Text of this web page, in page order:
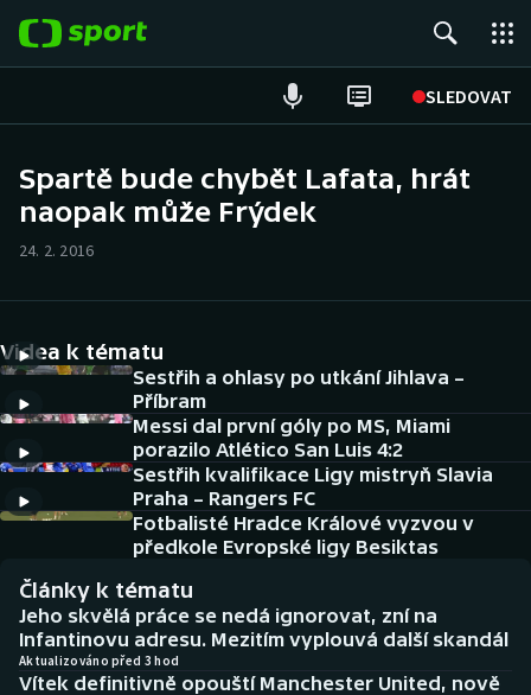
SLEDOVAT
Hokej
Cyklistika
DALŠÍ SPORTY
Americký fotbal
Baseball a softbal
Basketbal
Biatlon
NEPŘEHLÉDNĚTE
Historické návraty
Aplikace ČT sport
Spartě bude chybět Lafata, hrát
naopak může Frýdek
24. 2. 2016
Videa k tématu
Sestřih a ohlasy po utkání Jihlava –
Příbram
Messi dal první góly po MS, Miami
porazilo Atlético San Luis 4:2
Sestřih kvalifikace Ligy mistryň Slavia
Praha – Rangers FC
Fotbalisté Hradce Králové vyzvou v
předkole Evropské ligy Besiktas
Články k tématu
Jeho skvělá práce se nedá ignorovat, zní na
Infantinovu adresu. Mezitím vyplouvá další skandál
Aktualizováno před 3 hod
Vítek definitivně opouští Manchester United, nově